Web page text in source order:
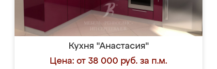
Кухня "Анастасия"
Цена: от 38 000 руб. за п.м.